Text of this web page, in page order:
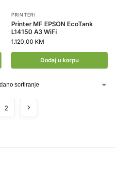
PRINTERI
Printer MF EPSON EcoTank
L14150 A3 WiFi
1.120,00 KM
Dodaj u korpu
2